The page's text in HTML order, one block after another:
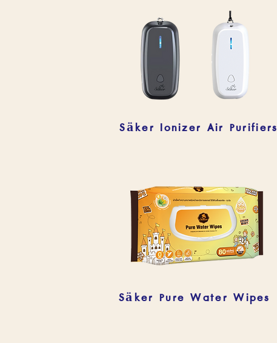
Säker Ionizer Air Purifiers
Säker Pure Water Wipes